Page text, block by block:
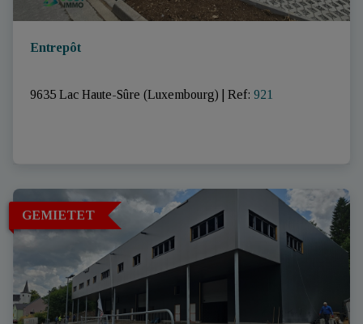
Entrepôt
9635 Lac Haute-Sûre (Luxembourg) Ref: 921
GEMIETET